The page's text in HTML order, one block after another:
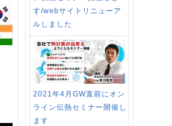
す/webサイトリニューア
ルしました
2021年4月GW直前にオン
ライン伝熱セミナー開催し
ます